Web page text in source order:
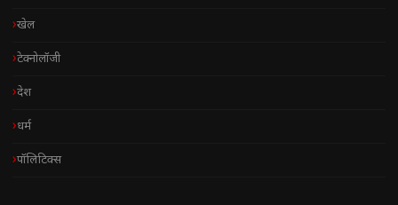
खेल
टेक्नोलॉजी
देश
धर्म
पॉलिटिक्स